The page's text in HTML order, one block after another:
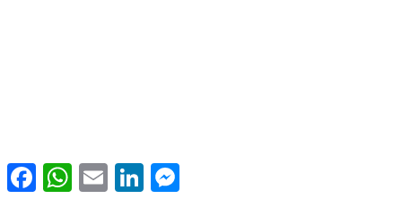
WhatsApp EmailLinkedIn
Messenger